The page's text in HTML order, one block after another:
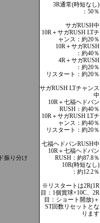
振り分け
3R通常(時短なし)
：50％
サガRUSH中
10R＋サガRUSH LTチ
ャンス：約20％
10R＋サガRUSH
：約40％
4R＋サガRUSH
：約20％
リスタート：約20％
サガRUSH LTチャンス
中
10R＋七福ヘドバン
RUSH：約40％
10R＋サガRUSH LTチ
ャンス：約40％
リスタート：約20％
七福ヘドバンRUSH中
10R＋七福ヘドバン
RUSH：約87.8％
10R(時短なし)
：約12.2％
※リスタートは2R(1R
目：1個賞球×10C、2R
目：ショート開放)＋
ST回数リセットとな
ります